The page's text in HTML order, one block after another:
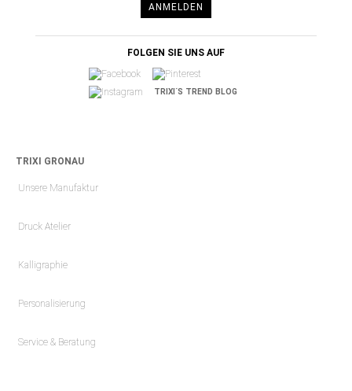
ANMELDEN
FOLGEN SIE UNS AUF
TRIXI´S TREND BLOG
TRIXI GRONAU
Unsere Manufaktur
Druck Atelier
Kalligraphie
Personalisierung
Service & Beratung